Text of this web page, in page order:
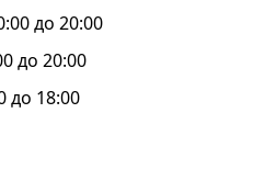
до 20:00
до 20:00
до 18:00